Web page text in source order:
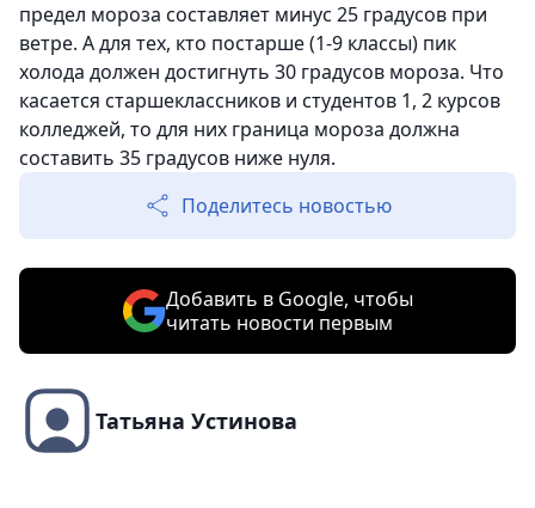
предел мороза составляет минус 25 градусов при
ветре. А для тех, кто постарше (1-9 классы) пик
холода должен достигнуть 30 градусов мороза. Что
касается старшеклассников и студентов 1, 2 курсов
колледжей, то для них граница мороза должна
составить 35 градусов ниже нуля.
Поделитесь новостью
Добавить в Google, чтобы
читать новости первым
Татьяна Устинова